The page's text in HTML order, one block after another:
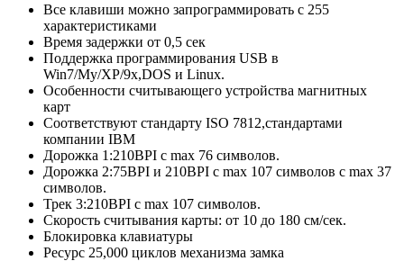
Все клавиши можно запрограммировать с 255
характеристиками
Время задержки от 0,5 сек
Поддержка программирования USB в
Win7/My/XP/9х,DOS и Linux.
Особенности считывающего устройства магнитных
карт
Соответствуют стандарту ISO 7812,стандартами
компании IBM
Дорожка 1:210BPI с max 76 символов.
Дорожка 2:75BPI и 210BPI с max 107 символов с max 37
символов.
Трек 3:210BPI с max 107 символов.
Скорость считывания карты: от 10 до 180 см/сек.
Блокировка клавиатуры
Ресурс 25,000 циклов механизма замка